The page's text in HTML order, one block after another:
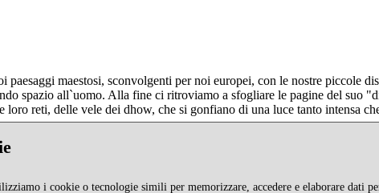
paesaggi maestosi, sconvolgenti per noi europei, con le nostre piccole
spazio all`uomo. Alla fine ci ritroviamo a sfogliare le pagine del suo
reti, delle vele dei dhow, che si gonfiano di una luce tanto intensa
i cookie o tecnologie simili per memorizzare, accedere e elaborare dati